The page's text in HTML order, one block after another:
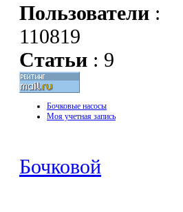
Пользователи :
110819
Статьи : 9
Бочковые насосы
Моя учетная запись
Бочковой